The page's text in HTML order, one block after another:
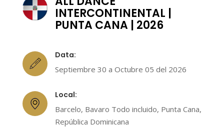
INTERCONTINENTAL |
PUNTA CANA | 2026
Data:
Septiembre 30 a Octubre 05 del 2026
Local:
Barcelo, Bavaro Todo incluido, Punta Cana,
República Dominicana